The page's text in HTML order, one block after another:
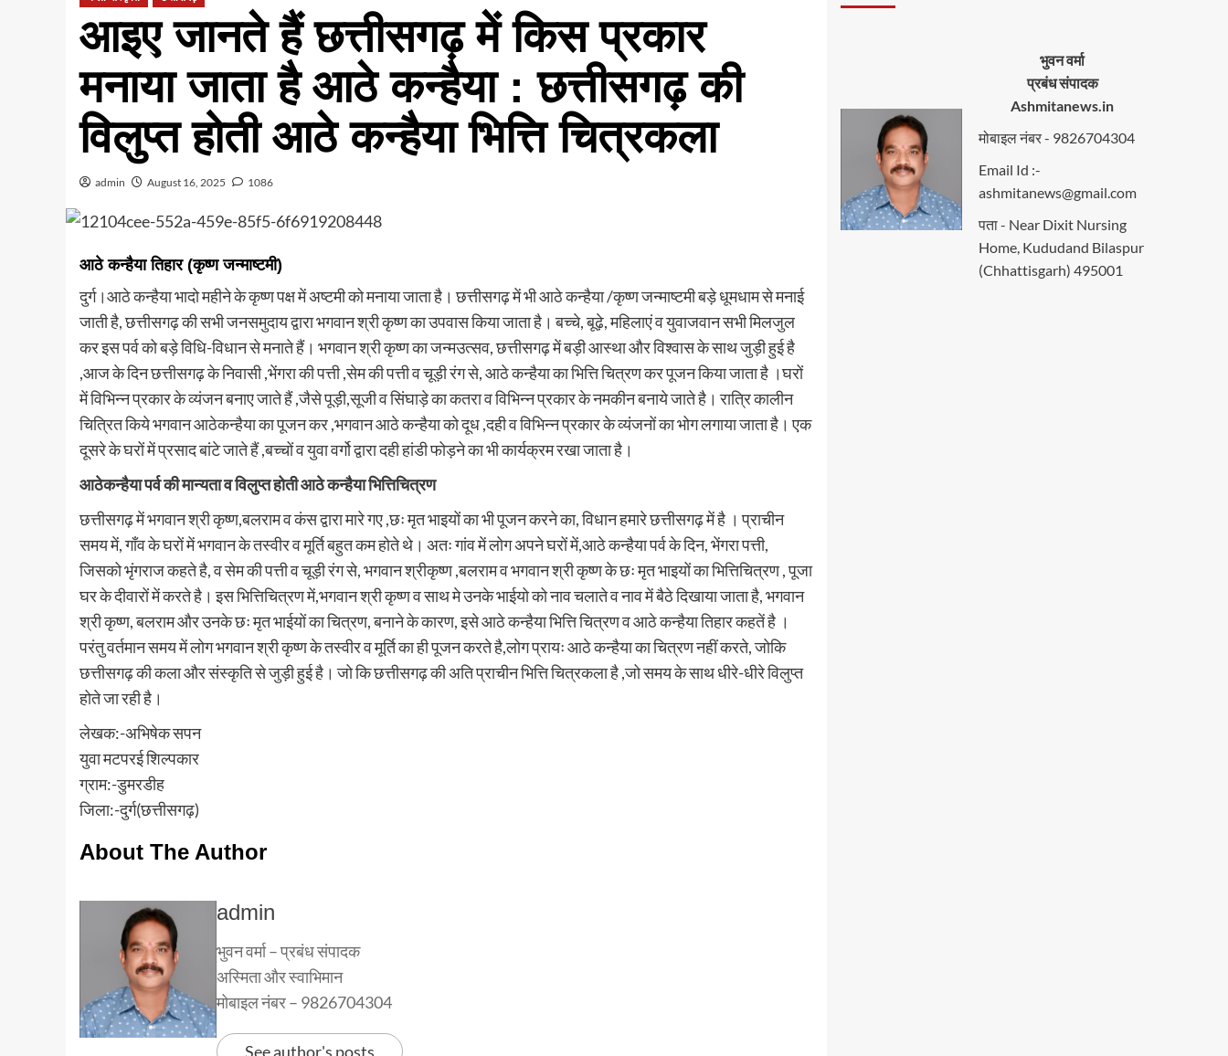
आइए जानते हैं छत्तीसगढ़ में किस प्रकार
मनाया जाता है आठे कन्हैया : छत्तीसगढ़ की
विलुप्त होती आठे कन्हैया भित्ति चित्रकला
admin August 16, 2025 1086
आठे कन्हैया तिहार (कृष्ण जन्माष्टमी)
दुर्ग।आठे कन्हैया भादो महीने के कृष्ण पक्ष में अष्टमी को मनाया जाता है। छत्तीसगढ़ में भी आठे कन्हैया /कृष्ण जन्माष्टमी बड़े धूमधाम से मनाई
जाती है, छत्तीसगढ़ की सभी जनसमुदाय द्वारा भगवान श्री कृष्ण का उपवास किया जाता है। बच्चे, बूढ़े, महिलाएं व युवाजवान सभी मिलजुल
कर इस पर्व को बड़े विधि-विधान से मनाते हैं। भगवान श्री कृष्ण का जन्मउत्सव, छत्तीसगढ़ में बड़ी आस्था और विश्वास के साथ जुड़ी हुई है
,आज के दिन छत्तीसगढ़ के निवासी ,भेंगरा की पत्ती ,सेम की पत्ती व चूड़ी रंग से, आठे कन्हैया का भित्ति चित्रण कर पूजन किया जाता है ।घरों
में विभिन्न प्रकार के व्यंजन बनाए जाते हैं ,जैसे पूड़ी,सूजी व सिंघाड़े का कतरा व विभिन्न प्रकार के नमकीन बनाये जाते है। रात्रि कालीन
चित्रित किये भगवान आठेकन्हैया का पूजन कर ,भगवान आठे कन्हैया को दूध ,दही व विभिन्न प्रकार के व्यंजनों का भोग लगाया जाता है। एक
दूसरे के घरों में प्रसाद बांटे जाते हैं ,बच्चों व युवा वर्गो द्वारा दही हांडी फोड़ने का भी कार्यक्रम रखा जाता है।
आठेकन्हैया पर्व की मान्यता व विलुप्त होती आठे कन्हैया भित्तिचित्रण
छत्तीसगढ़ में भगवान श्री कृष्ण,बलराम व कंस द्वारा मारे गए ,छः मृत भाइयों का भी पूजन करने का, विधान हमारे छत्तीसगढ़ में है । प्राचीन
समय में, गाँव के घरों में भगवान के तस्वीर व मूर्ति बहुत कम होते थे। अतः गांव में लोग अपने घरों में,आठे कन्हैया पर्व के दिन, भेंगरा पत्ती,
जिसको भृंगराज कहते है, व सेम की पत्ती व चूड़ी रंग से, भगवान श्रीकृष्ण ,बलराम व भगवान श्री कृष्ण के छः मृत भाइयों का भित्तिचित्रण , पूजा
घर के दीवारों में करते है। इस भित्तिचित्रण में,भगवान श्री कृष्ण व साथ मे उनके भाईयो को नाव चलाते व नाव में बैठे दिखाया जाता है, भगवान
श्री कृष्ण, बलराम और उनके छः मृत भाईयों का चित्रण, बनाने के कारण, इसे आठे कन्हैया भित्ति चित्रण व आठे कन्हैया तिहार कहतें है ।
परंतु वर्तमान समय में लोग भगवान श्री कृष्ण के तस्वीर व मूर्ति का ही पूजन करते है,लोग प्रायः आठे कन्हैया का चित्रण नहीं करते, जोकि
छत्तीसगढ़ की कला और संस्कृति से जुड़ी हुई है। जो कि छत्तीसगढ़ की अति प्राचीन भित्ति चित्रकला है ,जो समय के साथ धीरे-धीरे विलुप्त
होते जा रही है।
लेखक:-अभिषेक सपन
युवा मटपरई शिल्पकार
ग्राम:-डुमरडीह
जिला:-दुर्ग(छत्तीसगढ़)
About The Author
admin
भुवन वर्मा – प्रबंध संपादक
अस्मिता और स्वाभिमान
मोबाइल नंबर – 9826704304
See author's posts
भुवन वर्मा
प्रबंध संपादक
Ashmitanews.in
मोबाइल नंबर - 9826704304
Email Id :-
ashmitanews@gmail.com
पता - Near Dixit Nursing
Home, Kududand Bilaspur
(Chhattisgarh) 495001